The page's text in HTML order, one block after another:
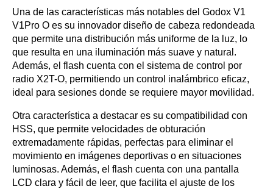
Una de las características más notables del Godox V1
V1Pro O es su innovador diseño de cabeza redondeada
que permite una distribución más uniforme de la luz, lo
que resulta en una iluminación más suave y natural.
Además, el flash cuenta con el sistema de control por
radio X2T-O, permitiendo un control inalámbrico eficaz,
ideal para sesiones donde se requiere mayor movilidad.
Otra característica a destacar es su compatibilidad con
HSS, que permite velocidades de obturación
extremadamente rápidas, perfectas para eliminar el
movimiento en imágenes deportivas o en situaciones
luminosas. Además, el flash cuenta con una pantalla
LCD clara y fácil de leer, que facilita el ajuste de los